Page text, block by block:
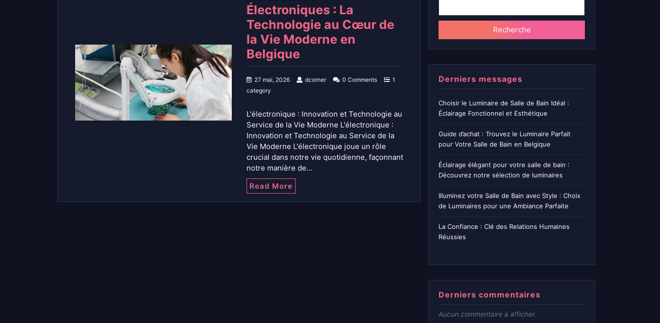
Électroniques : La
Technologie au Cœur de
la Vie Moderne en
Belgique
27 mai, 2026 dcorner 0 Comments
1
category
L'électronique : Innovation et Technologie au
Service de la Vie Moderne L'électronique :
Innovation et Technologie au Service de la
Vie Moderne L'électronique joue un rôle
crucial dans notre vie quotidienne, façonnant
notre manière de…
Read More
Recherche
Derniers messages
Choisir le Luminaire de Salle de Bain Idéal :
Éclairage Fonctionnel et Esthétique
Guide d’achat : Trouvez le Luminaire Parfait
pour Votre Salle de Bain en Belgique
Éclairage élégant pour votre salle de bain :
Découvrez notre sélection de luminaires
Illuminez votre Salle de Bain avec Style : Choix
de Luminaires pour une Ambiance Parfaite
La Confiance : Clé des Relations Humaines
Réussies
Derniers commentaires
Aucun commentaire à afficher.